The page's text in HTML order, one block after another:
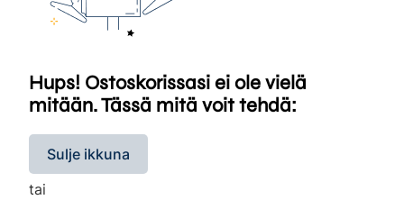
Hups! Ostoskorissasi ei ole vielä
mitään. Tässä mitä voit tehdä:
Sulje ikkuna
tai